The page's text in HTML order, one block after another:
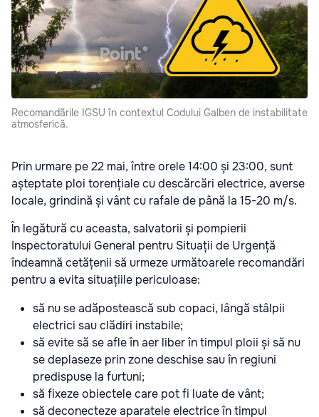
Recomandările IGSU în contextul Codului Galben de instabilitate
atmosferică.
Prin urmare pe 22 mai, între orele 14:00 și 23:00, sunt
așteptate ploi torențiale cu descărcări electrice, averse
locale, grindină și vânt cu rafale de până la 15-20 m/s.
În legătură cu aceasta, salvatorii și pompierii
Inspectoratului General pentru Situații de Urgență
îndeamnă cetățenii să urmeze următoarele recomandări
pentru a evita situațiile periculoase:
să nu se adăpostească sub copaci, lângă stâlpii
electrici sau clădiri instabile;
să evite să se afle în aer liber în timpul ploii și să nu
se deplaseze prin zone deschise sau în regiuni
predispuse la furtuni;
să fixeze obiectele care pot fi luate de vânt;
să deconecteze aparatele electrice în timpul